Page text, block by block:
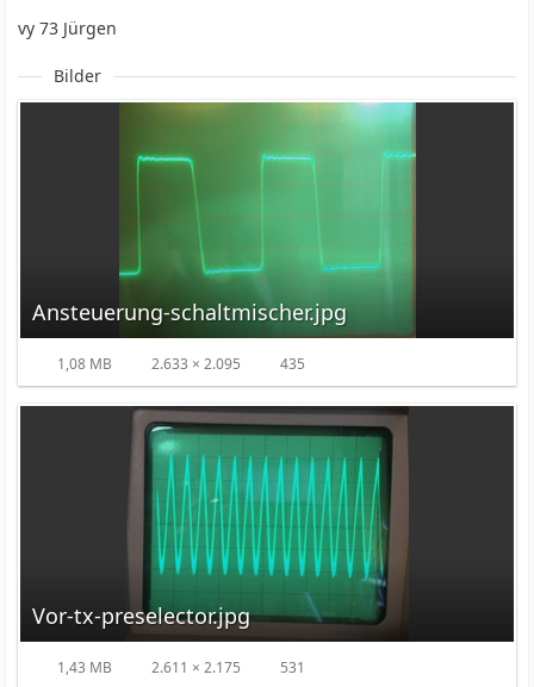
vy 73 Jürgen
Bilder
Ansteuerung-schaltmischer.jpg
1,08 MB 2.633 × 2.095 435
Vor-tx-preselector.jpg
1,43 MB 2.611 × 2.175 531